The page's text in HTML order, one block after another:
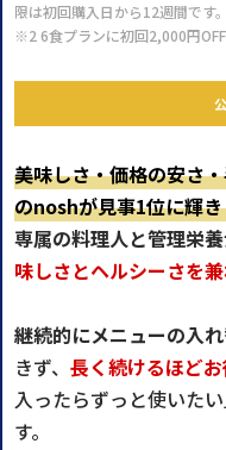
限は初回購入日から12週間です
※2 6食プランに初回2,000円
美味しさ・価格の安さ
のnoshが見事1位に輝
専属の料理人と管理栄
味しさとヘルシーさを
継続的にメニューの入
きず、 長く続けるほど
入ったらずっと使いた
す。